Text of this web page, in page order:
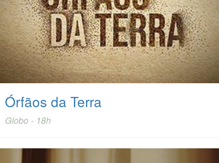
Órfãos da Terra
Globo - 18h